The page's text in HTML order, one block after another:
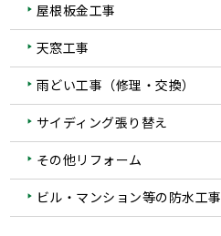
屋根板金工事
天窓工事
雨どい工事（修理・交換）
サイディング張り替え
その他リフォーム
ビル・マンション等の防水工事